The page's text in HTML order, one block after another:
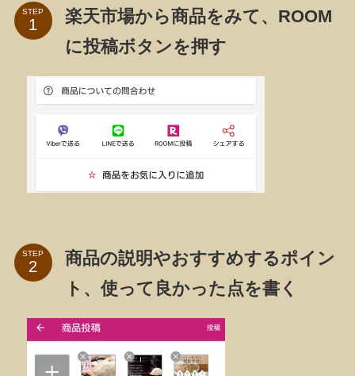
STEP
楽天市場から商品をみて、ROOM
に投稿ボタンを押す
STEP
商品の説明やおすすめするポイン
ト、使って良かった点を書く